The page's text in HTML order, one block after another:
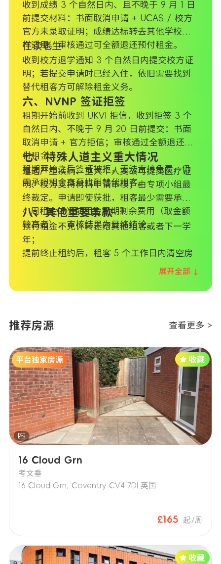
收到成绩 3 个自然日内、且不晚于 9 月 1 日
前提交材料：书面取消申请 + UCAS / 校方
官方未录取证明；成绩达标转去其他学校同
样适用。审核通过可全额退还预付租金。
在读老生
收到校方退学通知 3 个自然日内提交校方证
明；若提交申请时已经入住，依旧需要找到
替代租客方可解除租金义务。
六、NVNP 签证拒签
租期开始前收到 UKVI 拒信，收到拒签 3 个
自然日内、不晚于 9 月 20 日前提交：书面
取消申请 + 官方拒信；审核通过全额退还预
付租金。
租期开始之后签证被拒，无法直接免责，仍
需承担租金直至找到替代租客。
七、特殊人道主义重大情况
遭遇严重疾病、重大个人变故可提交医疗证
明、校方支持材料申请审核；由专项小组最
终裁定。申请即使获批，租客最少需要承担
4 周租金或当前租金周期剩余费用（取金额
较高者），审核结果为最终结论。
八、其他重要条款
预付租金不允许转让给其他租客或者下一学
年；
提前终止租约后，租客 5 个工作日内清空房
屋、交还全部钥匙，并更新押金收款联系方
学生身故情形：收到正式死亡通知当日租约
属处理物品与押金退还；
大学合作渠道预订，优先适用大学配套取消
政策。
展开全部 ↓
推荐房源 查看更多 >
16 Cloud Grn
考文垂
16 Cloud Grn, Coventry CV4 7DL英国
£165 起/周